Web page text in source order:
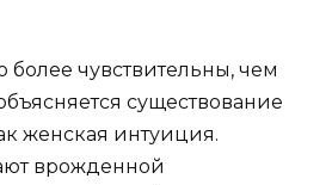
чувствительны, чем
существование
женская интуиция.
врожденной